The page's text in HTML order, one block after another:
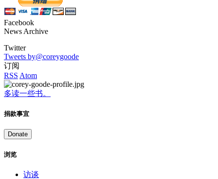
Facebook
News Archive
Twitter
Tweets by@coreygoode
订阅
RSS Atom
多读一些书。
捐款事宜
Donate
浏览
访谈